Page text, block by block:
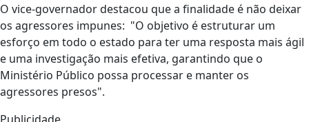
O vice-governador destacou que a finalidade é não deixar
os agressores impunes: "O objetivo é estruturar um
esforço em todo o estado para ter uma resposta mais ágil
e uma investigação mais efetiva, garantindo que o
Ministério Público possa processar e manter os
agressores presos".